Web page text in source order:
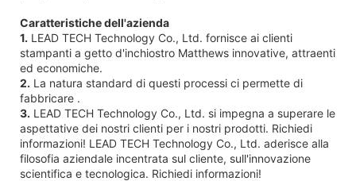
Caratteristiche dell'azienda
1. LEAD TECH Technology Co., Ltd. fornisce ai clienti
stampanti a getto d'inchiostro Matthews innovative, attraenti
ed economiche.
2. La natura standard di questi processi ci permette di
fabbricare .
3. LEAD TECH Technology Co., Ltd. si impegna a superare le
aspettative dei nostri clienti per i nostri prodotti. Richiedi
informazioni! LEAD TECH Technology Co., Ltd. aderisce alla
filosofia aziendale incentrata sul cliente, sull'innovazione
scientifica e tecnologica. Richiedi informazioni!